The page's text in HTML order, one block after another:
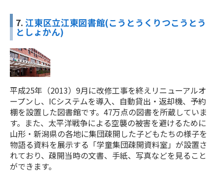
7. 江東区立江東図書館(こうとうくりつこうとう
としょかん)
平成25年（2013）9月に改修工事を終えリニューアルオ
ープンし、ICシステムを導入、自動貸出・返却機、予約
棚を設置した図書館です。47万点の図書を所蔵していま
す。また、太平洋戦争による空襲の被害を避けるために
山形・新潟県の各地に集団疎開した子どもたちの様子を
物語る資料を展示する「学童集団疎開資料室」が設置さ
れており、疎開当時の文書、手紙、写真などを見ること
ができます。